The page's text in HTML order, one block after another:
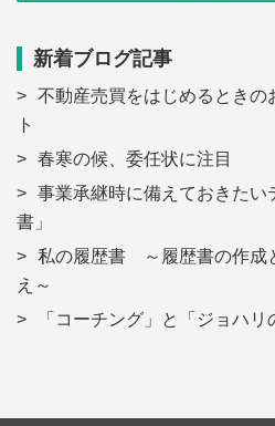
新着ブログ記事
不動産売買をはじめるときの
ト
春寒の候、委任状に注目
事業承継時に備えておきたい
書」
私の履歴書 ～履歴書の作成
え～
「コーチング」と「ジョハリ